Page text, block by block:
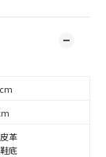
革
底